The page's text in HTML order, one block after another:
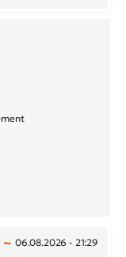
06.08.2026 - 21:29